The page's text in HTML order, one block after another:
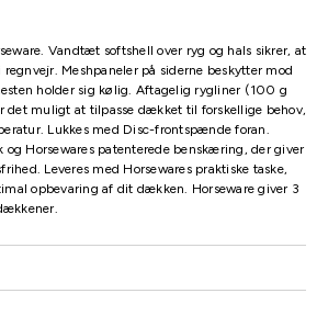
Vandtæt softshell over ryg og hals sikrer, at
Meshpaneler på siderne beskytter mod
holder sig kølig. Aftagelig rygliner (100 g
det muligt at tilpasse dækket til forskellige behov,
Lukkes med Disc-frontspænde foran.
Horsewares patenterede benskæring, der giver
Leveres med Horsewares praktiske taske,
opbevaring af dit dækken. Horseware giver 3